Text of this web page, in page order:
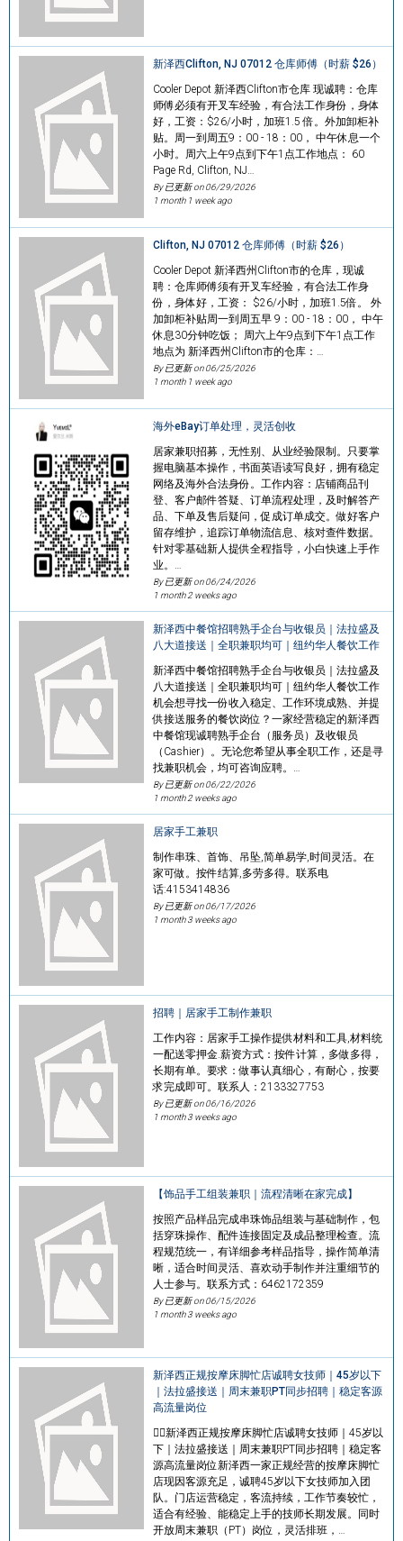
新泽西Clifton, NJ 07012 仓库师傅（时薪 $26）
Cooler Depot 新泽西Clifton市仓库 现诚聘：仓库
师傅必须有开叉车经验，有合法工作身份，身体
好，工资：$26/小时，加班1.5 倍。外加卸柜补
贴。周一到周五9：00 - 18：00， 中午休息一个
小时。周六上午9点到下午1点工作地点： 60
Page Rd, Clifton, NJ…
By 已更新 on06/29/2026
1 month 1 week ago
Clifton, NJ 07012 仓库师傅（时薪 $26）
Cooler Depot 新泽西州Clifton市的仓库，现诚
聘：仓库师傅须有开叉车经验，有合法工作身
份，身体好，工资： $26/小时，加班1.5倍。 外
加卸柜补贴周一到周五早 9：00 - 18：00， 中午
休息30分钟吃饭； 周六上午9点到下午1点工作
地点为 新泽西州Clifton市的仓库：…
By 已更新 on06/25/2026
1 month 1 week ago
海外eBay订单处理，灵活创收
居家兼职招募，无性别、从业经验限制。只要掌
握电脑基本操作，书面英语读写良好，拥有稳定
网络及海外合法身份。工作内容：店铺商品刊
登、客户邮件答疑、订单流程处理，及时解答产
品、下单及售后疑问，促成订单成交。做好客户
留存维护，追踪订单物流信息、核对查件数据。
针对零基础新人提供全程指导，小白快速上手作
业。…
By 已更新 on06/24/2026
1 month 2 weeks ago
新泽西中餐馆招聘熟手企台与收银员｜法拉盛及
八大道接送｜全职兼职均可｜纽约华人餐饮工作
新泽西中餐馆招聘熟手企台与收银员｜法拉盛及
八大道接送｜全职兼职均可｜纽约华人餐饮工作
机会想寻找一份收入稳定、工作环境成熟、并提
供接送服务的餐饮岗位？一家经营稳定的新泽西
中餐馆现诚聘熟手企台（服务员）及收银员
（Cashier）。无论您希望从事全职工作，还是寻
找兼职机会，均可咨询应聘。…
By 已更新 on06/22/2026
1 month 2 weeks ago
居家手工兼职
制作串珠、首饰、吊坠,简单易学,时间灵活。在
家可做。按件结算,多劳多得。联系电
话:4153414836
By 已更新 on06/17/2026
1 month 3 weeks ago
招聘｜居家手工制作兼职
工作内容：居家手工操作提供材料和工具,材料统
一配送零押金.薪资方式：按件计算，多做多得，
长期有单。要求：做事认真细心，有耐心，按要
求完成即可。联系人：2133327753
By 已更新 on06/16/2026
1 month 3 weeks ago
【饰品手工组装兼职｜流程清晰在家完成】
按照产品样品完成串珠饰品组装与基础制作，包
括穿珠操作、配件连接固定及成品整理检查。流
程规范统一，有详细参考样品指导，操作简单清
晰，适合时间灵活、喜欢动手制作并注重细节的
人士参与。联系方式：6462172359
By 已更新 on06/15/2026
1 month 3 weeks ago
新泽西正规按摩床脚忙店诚聘女技师｜45岁以下
｜法拉盛接送｜周末兼职PT同步招聘｜稳定客源
高流量岗位
💆‍♀️新泽西正规按摩床脚忙店诚聘女技师｜45岁以
下｜法拉盛接送｜周末兼职PT同步招聘｜稳定客
源高流量岗位新泽西一家正规经营的按摩床脚忙
店现因客源充足，诚聘45岁以下女技师加入团
队。门店运营稳定，客流持续，工作节奏较忙，
适合有经验、能稳定上手的技师长期发展。同时
开放周末兼职（PT）岗位，灵活排班，…